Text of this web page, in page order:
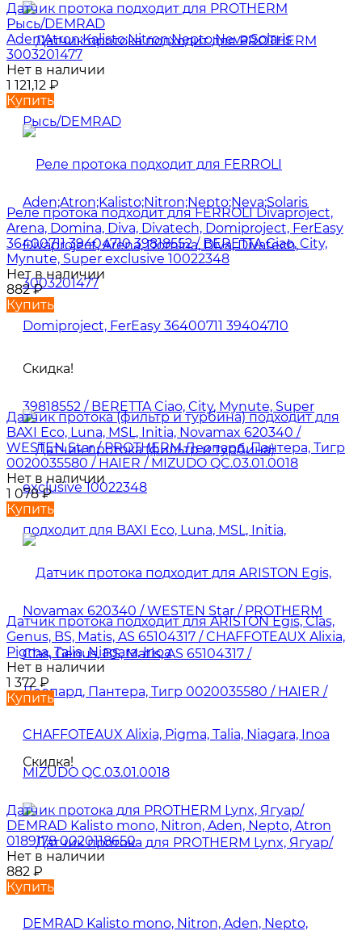
Датчик протока подходит для PROTHERM
Рысь/DEMRAD
Aden;Atron;Kalisto;Nitron;Nepto;Neva;Solaris
3003201477
Нет в наличии
1 121,12 ₽
Купить
Реле протока подходит для FERROLI Divaproject,
Arena, Domina, Diva, Divatech, Domiproject, FerEasy
36400711 39404710 39818552 / BERETTA Ciao, City,
Mynute, Super exclusive 10022348
Нет в наличии
882₽
Купить
Скидка!
Датчик протока (фильтр и турбина) подходит для
BAXI Eco, Luna, MSL, Initia, Novamax 620340 /
WESTEN Star / PROTHERM Леопард, Пантера, Тигр
0020035580 / HAIER / MIZUDO QC.03.01.0018
Нет в наличии
1 078₽
Купить
Датчик протока подходит для ARISTON Egis, Clas,
Genus, BS, Matis, AS 65104317 / CHAFFOTEAUX Alixia,
Pigma, Talia, Niagara, Inoa
Нет в наличии
1 372 ₽
Купить
Скидка!
Датчик протока для PROTHERM Lynx, Ягуар/
DEMRAD Kalisto mono, Nitron, Aden, Nepto, Atron
0189178 0020118650
Нет в наличии
882 ₽
Купить